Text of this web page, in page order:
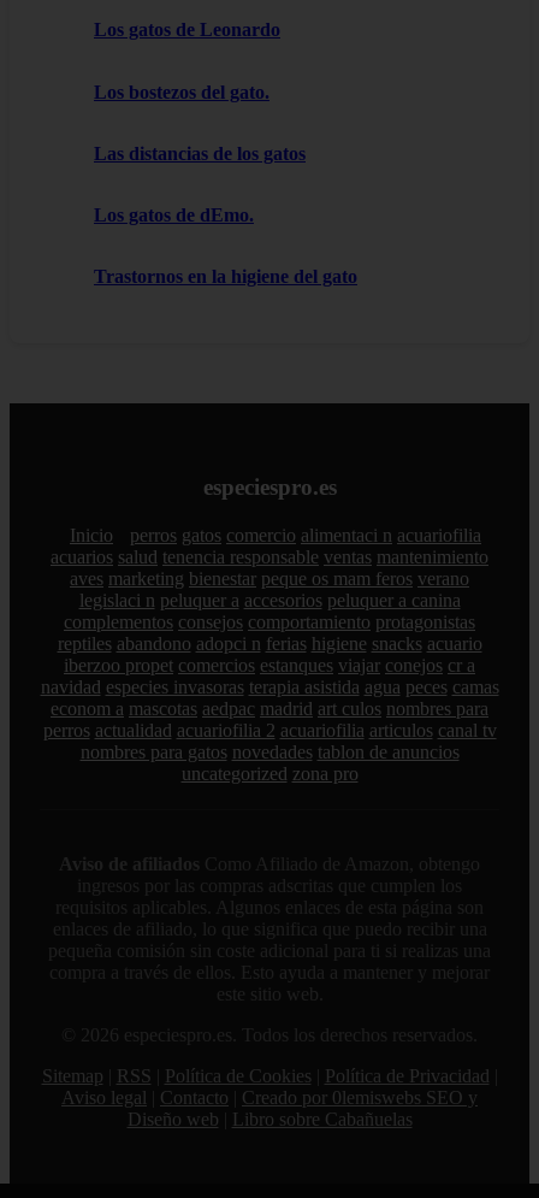
Los gatos de Leonardo
Los bostezos del gato.
Las distancias de los gatos
Los gatos de dEmo.
Trastornos en la higiene del gato
especiespro.es
Inicio perros gatos comercio alimentaci n acuariofilia
acuarios salud tenencia responsable ventas mantenimiento
aves marketing bienestar peque os mam feros verano
legislaci n peluquer a accesorios peluquer a canina
complementos consejos comportamiento protagonistas
reptiles abandono adopci n ferias higiene snacks acuario
iberzoo propet comercios estanques viajar conejos cr a
navidad especies invasoras terapia asistida agua peces camas
econom a mascotas aedpac madrid art culos nombres para
perros actualidad acuariofilia 2 acuariofilia articulos canal tv
nombres para gatos novedades tablon de anuncios
uncategorized zona pro
Aviso de afiliados Como Afiliado de Amazon, obtengo
ingresos por las compras adscritas que cumplen los
requisitos aplicables. Algunos enlaces de esta página son
enlaces de afiliado, lo que significa que puedo recibir una
pequeña comisión sin coste adicional para ti si realizas una
compra a través de ellos. Esto ayuda a mantener y mejorar
este sitio web.
© 2026 especiespro.es. Todos los derechos reservados.
Sitemap
RSS Política de Cookies Política de Privacidad
Aviso legal
Contacto
Creado por 0lemiswebs SEO y
Diseño web
Libro sobre Cabañuelas